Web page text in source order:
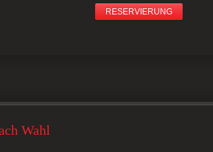
RESERVIERUNG
Wahl